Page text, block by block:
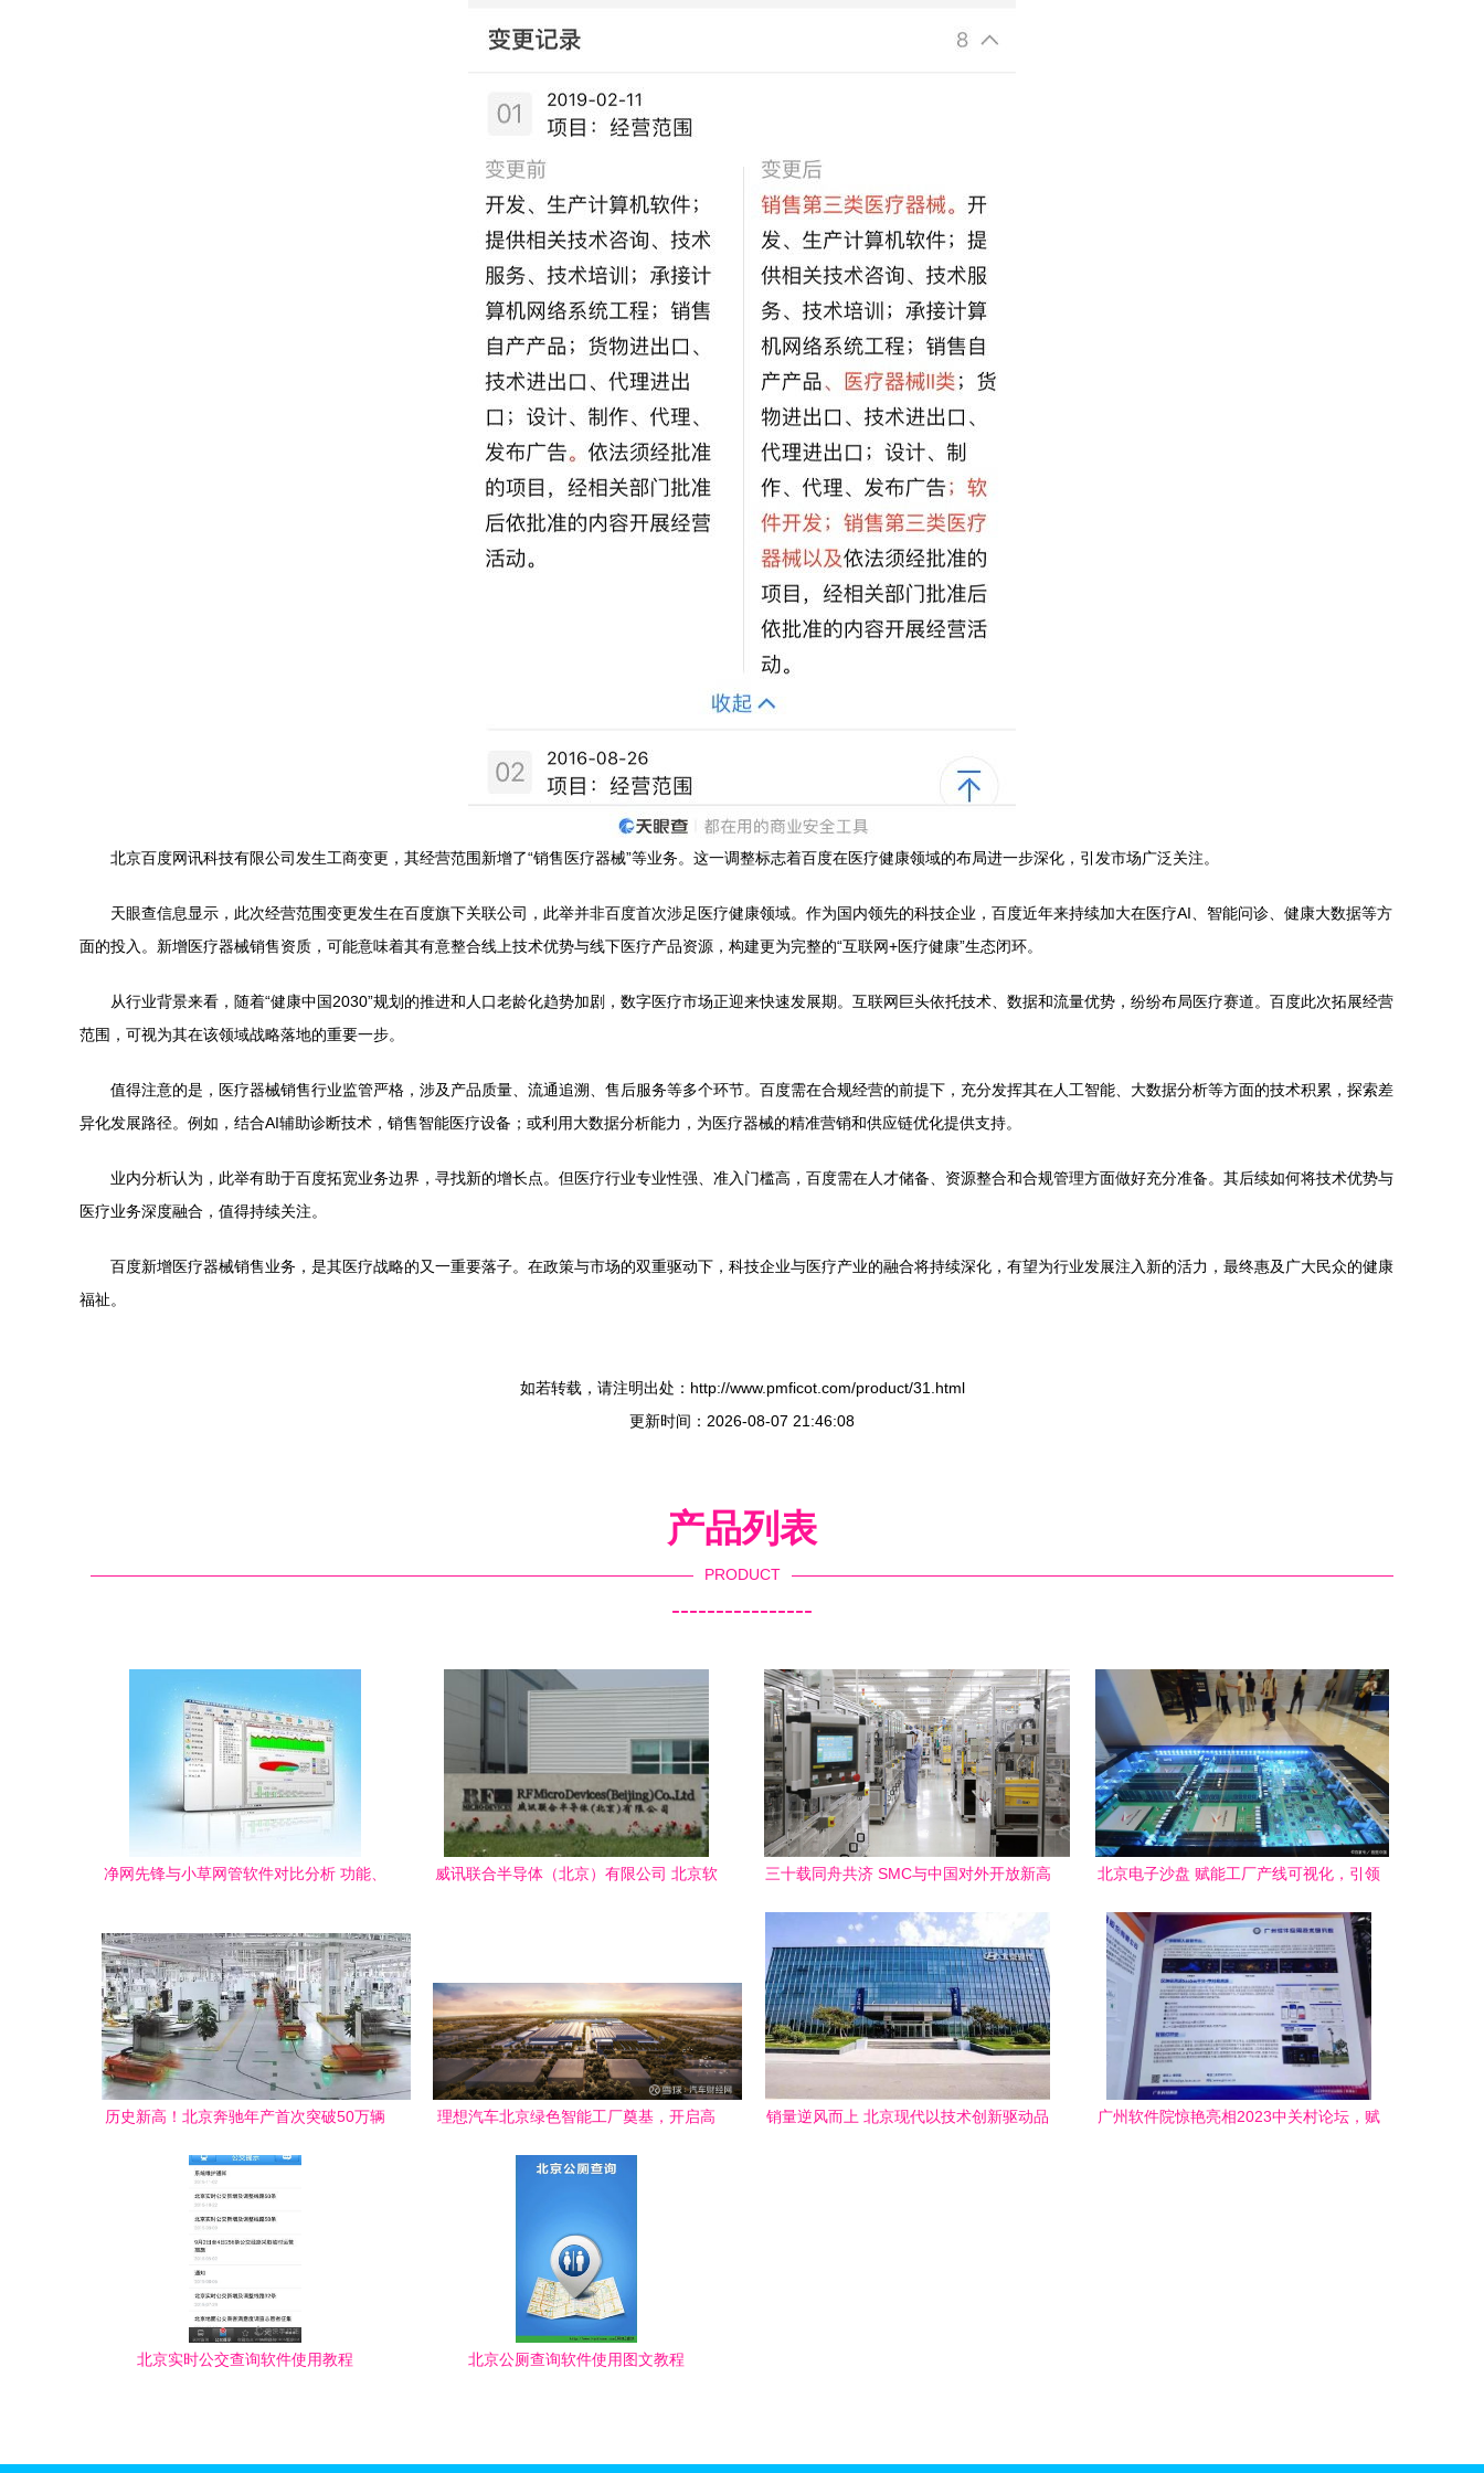
北京百度网讯科技有限公司发生工商变更，其经营范围新增了“销售医疗器械”等业务。这一调整标志着百度在医疗健康领域的布局进一步深化，引发市场广泛关注。
天眼查信息显示，此次经营范围变更发生在百度旗下关联公司，此举并非百度首次涉足医疗健康领域。作为国内领先的科技企业，百度近年来持续加大在医疗AI、智能问诊、健康大数据等方
面的投入。新增医疗器械销售资质，可能意味着其有意整合线上技术优势与线下医疗产品资源，构建更为完整的“互联网+医疗健康”生态闭环。
从行业背景来看，随着“健康中国2030”规划的推进和人口老龄化趋势加剧，数字医疗市场正迎来快速发展期。互联网巨头依托技术、数据和流量优势，纷纷布局医疗赛道。百度此次拓展经营
范围，可视为其在该领域战略落地的重要一步。
值得注意的是，医疗器械销售行业监管严格，涉及产品质量、流通追溯、售后服务等多个环节。百度需在合规经营的前提下，充分发挥其在人工智能、大数据分析等方面的技术积累，探索差
异化发展路径。例如，结合AI辅助诊断技术，销售智能医疗设备；或利用大数据分析能力，为医疗器械的精准营销和供应链优化提供支持。
业内分析认为，此举有助于百度拓宽业务边界，寻找新的增长点。但医疗行业专业性强、准入门槛高，百度需在人才储备、资源整合和合规管理方面做好充分准备。其后续如何将技术优势与
医疗业务深度融合，值得持续关注。
百度新增医疗器械销售业务，是其医疗战略的又一重要落子。在政策与市场的双重驱动下，科技企业与医疗产业的融合将持续深化，有望为行业发展注入新的活力，最终惠及广大民众的健康
福祉。
如若转载，请注明出处：http://www.pmficot.com/product/31.html
更新时间：2026-08-07 21:46:08
产品列表
PRODUCT
----------------
净网先锋与小草网管软件对比分析 功能、
威讯联合半导体（北京）有限公司 北京软
三十载同舟共济 SMC与中国对外开放新高
北京电子沙盘 赋能工厂产线可视化，引领
历史新高！北京奔驰年产首次突破50万辆
理想汽车北京绿色智能工厂奠基，开启高
销量逆风而上 北京现代以技术创新驱动品
广州软件院惊艳亮相2023中关村论坛，赋
北京实时公交查询软件使用教程 北京公厕查询软件使用图文教程